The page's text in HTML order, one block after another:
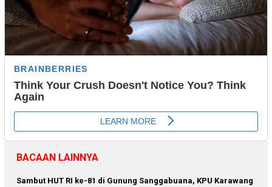
BACAAN LAINNYA
Sambut HUT RI ke-81 di Gunung Sanggabuana, KPU Karawang